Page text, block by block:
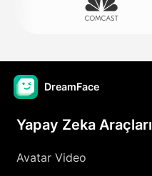
DreamFace
Yapay Zeka Araçları
Avatar Video